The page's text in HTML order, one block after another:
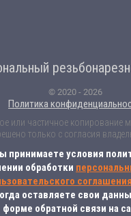
© 2020 - 2026
Политика
или частичное копирование
только с согласия
принимаете условия
обработки
соглашения
оставляете свои
форме обратной связи на